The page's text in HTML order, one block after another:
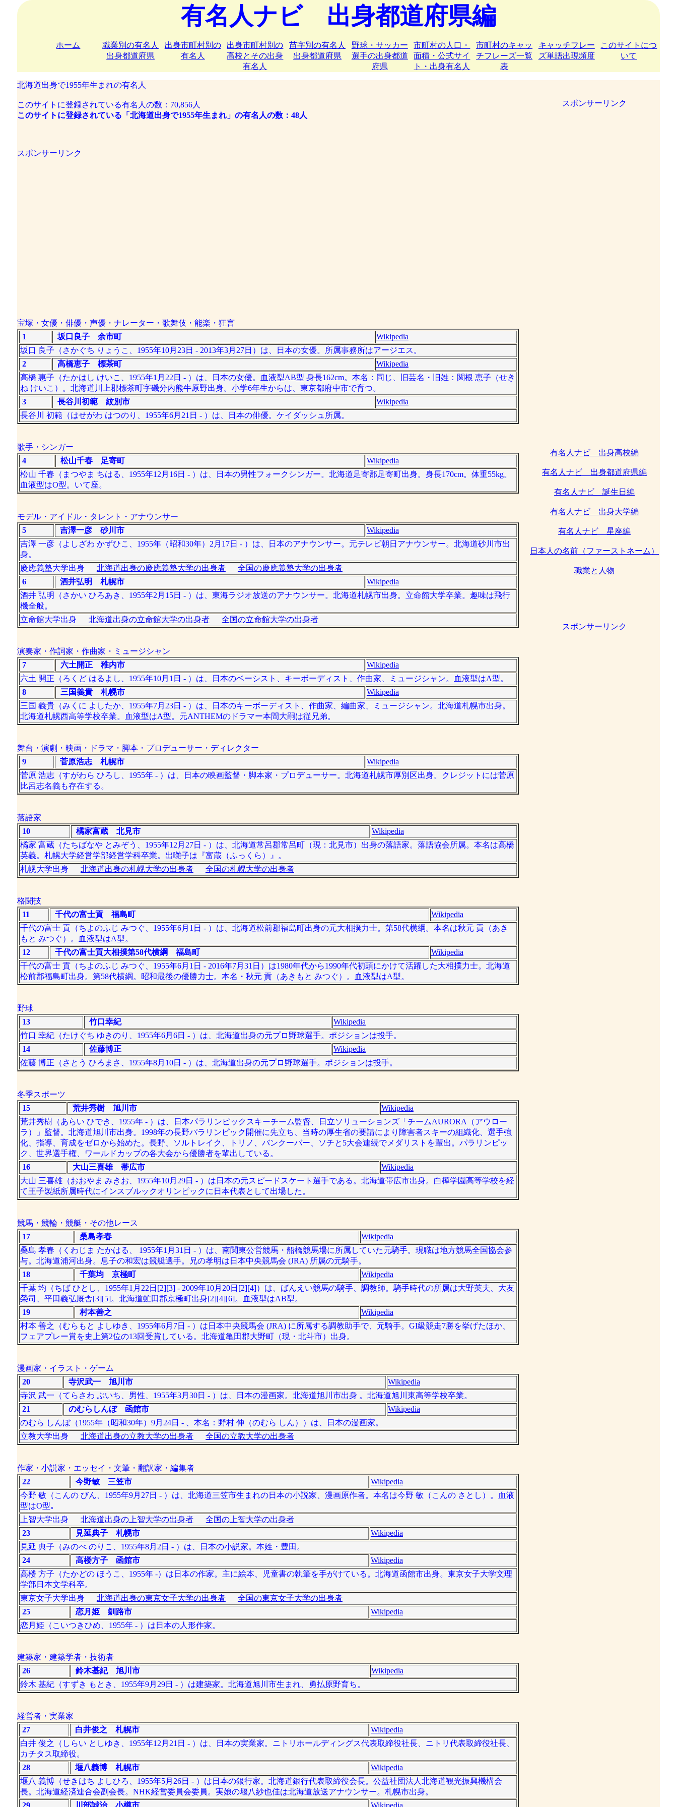
有名人ナビ 出身都道府県編
ホーム
職業別の有名人
出身都道府県
出身市町村別の
有名人
出身市町村別の
高校とその出身
有名人
苗字別の有名人
出身都道府県
野球・サッカー
選手の出身都道
府県
市町村の人口・
面積・公式サイ
ト・出身有名人
市町村のキャッ
チフレーズ一覧
表
キャッチフレー
ズ単語出現頻度
このサイトにつ
いて
北海道出身で1955年生まれの有名人
このサイトに登録されている有名人の数：70,856人
このサイトに登録されている「北海道出身で1955年生まれ」の有名人の数：48人
スポンサーリンク
宝塚・女優・俳優・声優・ナレーター・歌舞伎・能楽・狂言
1
坂口良子 余市町
Wikipedia
坂口 良子（さかぐち りょうこ、1955年10月23日 - 2013年3月27日）は、日本の女優。所属事務所はアージエス。
2
高橋恵子 標茶町
Wikipedia
高橋 惠子（たかはし けいこ、1955年1月22日 - ）は、日本の女優。血液型AB型 身長162cm。本名：同じ、旧芸名・旧姓：関根 恵子（せき
ね けいこ）。北海道川上郡標茶町字磯分内熊牛原野出身。小学6年生からは、東京都府中市で育つ。
3
長谷川初範 紋別市
Wikipedia
長谷川 初範（はせがわ はつのり、1955年6月21日 - ）は、日本の俳優。ケイダッシュ所属。
歌手・シンガー
4
松山千春 足寄町
Wikipedia
松山 千春（まつやま ちはる、1955年12月16日 - ）は、日本の男性フォークシンガー。北海道足寄郡足寄町出身。身長170cm。体重55kg。
血液型はO型。いて座。
モデル・アイドル・タレント・アナウンサー
5
吉澤一彦 砂川市
Wikipedia
吉澤 一彦（よしざわ かずひこ、1955年（昭和30年）2月17日 - ）は、日本のアナウンサー。元テレビ朝日アナウンサー。北海道砂川市出
身。
慶應義塾大学出身 北海道出身の慶應義塾大学の出身者
全国の慶應義塾大学の出身者
6
酒井弘明 札幌市
Wikipedia
酒井 弘明（さかい ひろあき、1955年2月15日 - ）は、東海ラジオ放送のアナウンサー。北海道札幌市出身。立命館大学卒業。趣味は飛行
機全般。
立命館大学出身 北海道出身の立命館大学の出身者 全国の立命館大学の出身者
演奏家・作詞家・作曲家・ミュージシャン
7
六土開正 稚内市
Wikipedia
六土 開正（ろくど はるよし、1955年10月1日 - ）は、日本のベーシスト、キーボーディスト、作曲家、ミュージシャン。血液型はA型。
8
三国義貴 札幌市
Wikipedia
三国 義貴（みくに よしたか、1955年7月23日 - ）は、日本のキーボーディスト、作曲家、編曲家、ミュージシャン。北海道札幌市出身。
北海道札幌西高等学校卒業。血液型はA型。元ANTHEMのドラマー本間大嗣は従兄弟。
舞台・演劇・映画・ドラマ・脚本・プロデューサー・ディレクター
9
菅原浩志 札幌市
Wikipedia
菅原 浩志（すがわら ひろし、1955年 - ）は、日本の映画監督・脚本家・プロデューサー。北海道札幌市厚別区出身。クレジットには菅原
比呂志名義も存在する。
落語家
10
橘家富蔵 北見市
Wikipedia
橘家 富蔵（たちばなや とみぞう、1955年12月27日 - ）は、北海道常呂郡常呂町（現：北見市）出身の落語家。落語協会所属。本名は高橋
英義。札幌大学経営学部経営学科卒業。出囃子は『富蔵（ふっくら）』。
札幌大学出身 北海道出身の札幌大学の出身者 全国の札幌大学の出身者
格闘技
11
千代の富士貢 福島町
Wikipedia
千代の富士 貢（ちよのふじ みつぐ、1955年6月1日 - ）は、北海道松前郡福島町出身の元大相撲力士。第58代横綱。本名は秋元 貢（あき
もと みつぐ）。血液型はA型。
12
千代の富士貢大相撲第58代横綱 福島町
Wikipedia
千代の富士 貢（ちよのふじ みつぐ、1955年6月1日 - 2016年7月31日）は1980年代から1990年代初頭にかけて活躍した大相撲力士。北海道
松前郡福島町出身。第58代横綱。昭和最後の優勝力士。本名・秋元 貢（あきもと みつぐ）。血液型はA型。
野球
13
竹口幸紀
Wikipedia
竹口 幸紀（たけぐち ゆきのり、1955年6月6日 - ）は、北海道出身の元プロ野球選手。ポジションは投手。
14
佐藤博正
Wikipedia
佐藤 博正（さとう ひろまさ、1955年8月10日 - ）は、北海道出身の元プロ野球選手。ポジションは投手。
冬季スポーツ
15
荒井秀樹 旭川市
Wikipedia
荒井秀樹（あらい ひでき、1955年 - ）は、日本パラリンピックスキーチーム監督、日立ソリューションズ「チームAURORA（アウロー
ラ）」監督。北海道旭川市出身。1998年の長野パラリンピック開催に先立ち、当時の厚生省の要請により障害者スキーの組織化、選手強
化、指導、育成をゼロから始めた。長野、ソルトレイク、トリノ、バンクーバー、ソチと5大会連続でメダリストを輩出。パラリンピッ
ク、世界選手権、ワールドカップの各大会から優勝者を輩出している。
16
大山三喜雄 帯広市
Wikipedia
大山 三喜雄（おおやま みきお、1955年10月29日 - ）は日本の元スピードスケート選手である。北海道帯広市出身。白樺学園高等学校を経
て王子製紙所属時代にインスブルックオリンピックに日本代表として出場した。
競馬・競輪・競艇・その他レース
17
桑島孝春
Wikipedia
桑島 孝春（くわじま たかはる、 1955年1月31日 - ）は、南関東公営競馬・船橋競馬場に所属していた元騎手。現職は地方競馬全国協会参
与。北海道浦河出身。息子の和宏は競艇選手。兄の孝明は日本中央競馬会 (JRA) 所属の元騎手。
18
千葉均 京極町
Wikipedia
千葉 均（ちば ひとし、1955年1月22日[2][3] - 2009年10月20日[2][4]）は、ばんえい競馬の騎手、調教師。騎手時代の所属は大野英夫、大友
榮司、平田義弘厩舎[3][5]。北海道虻田郡京極町出身[2][4][6]。血液型はAB型。
19
村本善之
Wikipedia
村本 善之（むらもと よしゆき、1955年6月7日 - ）は日本中央競馬会 (JRA) に所属する調教助手で、元騎手。GI級競走7勝を挙げたほか、
フェアプレー賞を史上第2位の13回受賞している。北海道亀田郡大野町（現・北斗市）出身。
漫画家・イラスト・ゲーム
20
寺沢武一 旭川市
Wikipedia
寺沢 武一（てらさわ ぶいち、男性、1955年3月30日 - ）は、日本の漫画家。北海道旭川市出身 。北海道旭川東高等学校卒業。
21
のむらしんぼ 函館市
Wikipedia
のむら しんぼ（1955年（昭和30年）9月24日 - 、本名：野村 伸（のむら しん））は、日本の漫画家。
立教大学出身 北海道出身の立教大学の出身者 全国の立教大学の出身者
作家・小説家・エッセイ・文筆・翻訳家・編集者
22
今野敏 三笠市
Wikipedia
今野 敏（こんの びん、1955年9月27日 - ）は、北海道三笠市生まれの日本の小説家、漫画原作者。本名は今野 敏（こんの さとし）。血液
型はO型｡
上智大学出身 北海道出身の上智大学の出身者
全国の上智大学の出身者
23
見延典子 札幌市
Wikipedia
見延 典子（みのべ のりこ、1955年8月2日 - ）は、日本の小説家。本姓・豊田。
24
高楼方子 函館市
Wikipedia
高楼 方子（たかどの ほうこ、1955年 -）は日本の作家。主に絵本、児童書の執筆を手がけている。北海道函館市出身。東京女子大学文理
学部日本文学科卒。
東京女子大学出身 北海道出身の東京女子大学の出身者
全国の東京女子大学の出身者
25
恋月姫 釧路市
Wikipedia
恋月姫（こいつきひめ、1955年 - ）は日本の人形作家。
建築家・建築学者・技術者
26
鈴木基紀 旭川市
Wikipedia
鈴木 基紀（すずき もとき、1955年9月29日 - ）は建築家。北海道旭川市生まれ、勇払原野育ち。
経営者・実業家
27
白井俊之 札幌市
Wikipedia
白井 俊之（しらい としゆき、1955年12月21日 - ）は、日本の実業家。ニトリホールディングス代表取締役社長、ニトリ代表取締役社長、
カチタス取締役。
28
堰八義博 札幌市
Wikipedia
堰八 義博（せきはち よしひろ、1955年5月26日 - ）は日本の銀行家。北海道銀行代表取締役会長。公益社団法人北海道観光振興機構会
長。北海道経済連合会副会長。NHK経営委員会委員。実娘の堰八紗也佳は北海道放送アナウンサー。札幌市出身。
29
川部誠治 小樽市 Wikipedia
スポンサーリンク
有名人ナビ 出身高校編
有名人ナビ 出身都道府県編
有名人ナビ 誕生日編
有名人ナビ 出身大学編
有名人ナビ 星座編
日本人の名前（ファーストネーム）
職業と人物
スポンサーリンク